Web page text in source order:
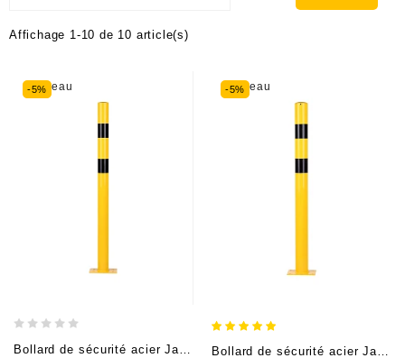
Affichage 1-10 de 10 article(s)
Nouveau
-5%
Bollard de sécurité acier Jaune/Noir (H 120cm, Ø7,6cm), à cheviller
Nouveau
-5%